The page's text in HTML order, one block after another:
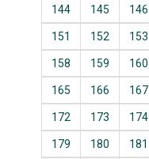
144 145 146
151 152 153
158 159 160
165 166 167
172 173 174
179 180 181